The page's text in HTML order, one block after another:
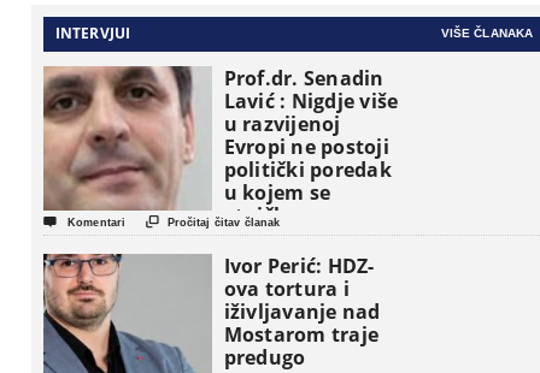
INTERVJUI VIŠE ČLANAKA
Prof.dr. Senadin
Lavić : Nigdje više
u razvijenoj
Evropi ne postoji
politički poredak
u kojem se
etničke grupe
pojavljuju kao
osnovne
političke jedinice
 Komentari  Pročitaj čitav članak
Ivor Perić: HDZ-
ova tortura i
iživljavanje nad
Mostarom traje
predugo